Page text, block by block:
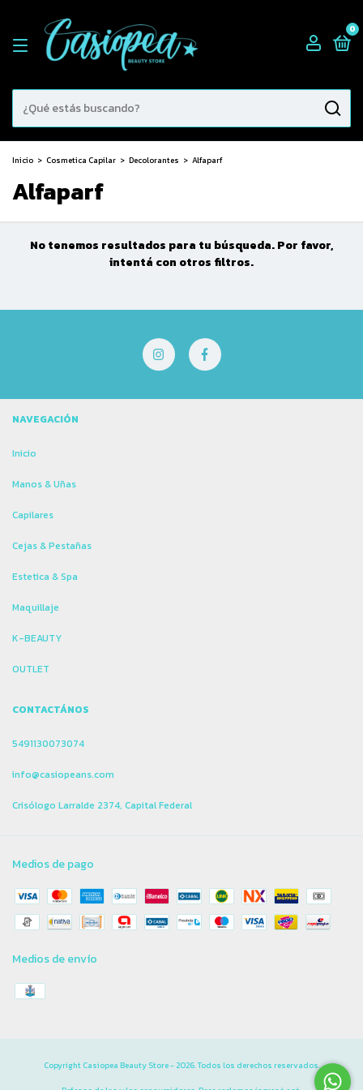
0
Inicio > Cosmetica Capilar > Decolorantes > Alfaparf
Alfaparf
No tenemos resultados para tu búsqueda. Por favor,
intentá con otros filtros.
NAVEGACIÓN
Inicio
Manos & Uñas
Capilares
Cejas & Pestañas
Estetica & Spa
Maquillaje
K-BEAUTY
OUTLET
CONTACTÁNOS
5491130073074
info@casiopeans.com
Crisólogo Larralde 2374, Capital Federal
Medios de pago
Medios de envío
Copyright Casiopea Beauty Store - 2026. Todos los derechos reservados.